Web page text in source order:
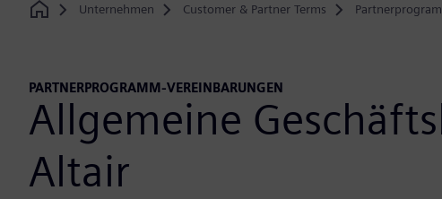
Home
Unternehmen Customer & Partner Terms
PARTNERPROGRAMM-VEREINBARUNGEN
Allgemeine
Altair